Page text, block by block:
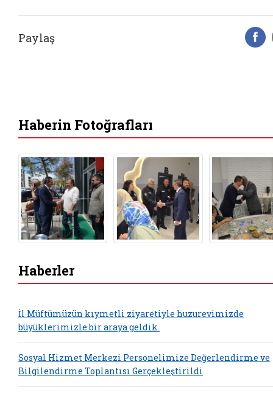
Paylaş
Haberin Fotoğrafları
Haberler
İl Müftümüzün kıymetli ziyaretiyle huzurevimizde
büyüklerimizle bir araya geldik.
Sosyal Hizmet Merkezi Personelimize Değerlendirme ve
Bilgilendirme Toplantısı Gerçekleştirildi